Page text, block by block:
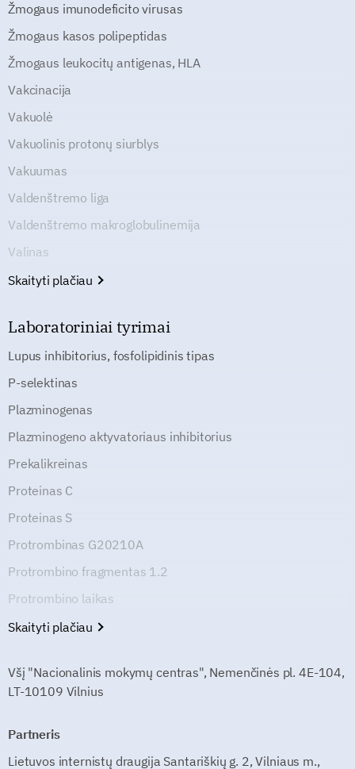
Žmogaus imunodeficito virusas
Žmogaus kasos polipeptidas
Žmogaus leukocitų antigenas, HLA
Vakcinacija
Vakuolė
Vakuolinis protonų siurblys
Vakuumas
Valdenštremo liga
Valdenštremo makroglobulinemija
Valinas
Skaityti plačiau
Laboratoriniai tyrimai
Lupus inhibitorius, fosfolipidinis tipas
P-selektinas
Plazminogenas
Plazminogeno aktyvatoriaus inhibitorius
Prekalikreinas
Proteinas C
Proteinas S
Protrombinas G20210A
Protrombino fragmentas 1.2
Protrombino laikas
Skaityti plačiau
Všį "Nacionalinis mokymų centras", Nemenčinės pl. 4E-104,
LT-10109 Vilnius
Partneris
Lietuvos internistų draugija Santariškių g. 2, Vilniaus m.,